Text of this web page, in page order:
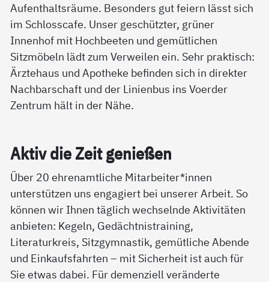
Aufenthaltsräume. Besonders gut feiern lässt sich
im Schlosscafe. Unser geschützter, grüner
Innenhof mit Hochbeeten und gemütlichen
Sitzmöbeln lädt zum Verweilen ein. Sehr praktisch:
Ärztehaus und Apotheke befinden sich in direkter
Nachbarschaft und der Linienbus ins Voerder
Zentrum hält in der Nähe.
Ak­tiv die Zeit ge­nie­ßen
Über 20 ehrenamtliche Mitarbeiter*innen
unterstützen uns engagiert bei unserer Arbeit. So
können wir Ihnen täglich wechselnde Aktivitäten
anbieten: Kegeln, Gedächtnistraining,
Literaturkreis, Sitzgymnastik, gemütliche Abende
und Einkaufsfahrten – mit Sicherheit ist auch für
Sie etwas dabei. Für demenziell veränderte